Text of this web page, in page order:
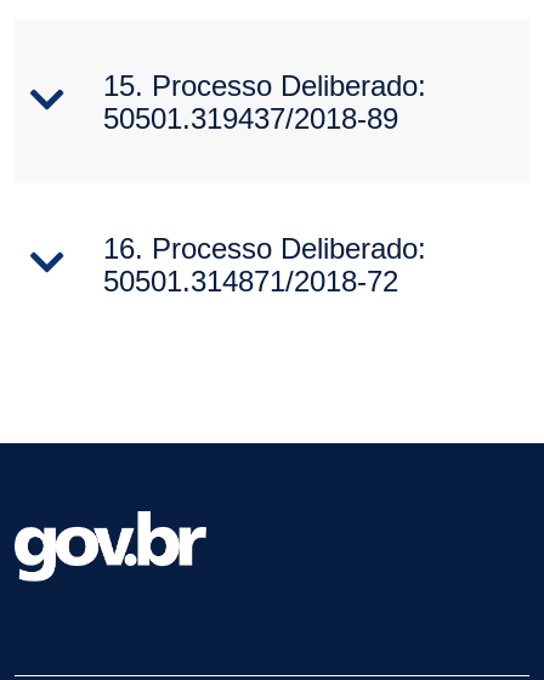
15. Processo Deliberado:
50501.319437/2018-89
16. Processo Deliberado:
50501.314871/2018-72